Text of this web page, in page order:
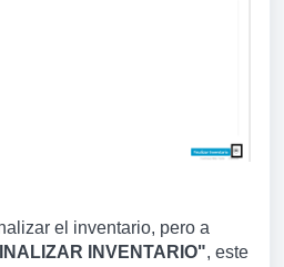
el inventario, pero a
INVENTARIO", este